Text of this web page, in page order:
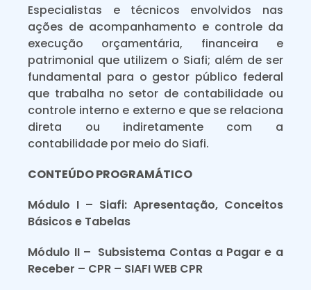
Especialistas e técnicos envolvidos nas
ações de acompanhamento e controle da
execução orçamentária, financeira e
patrimonial que utilizem o Siafi; além de ser
fundamental para o gestor público federal
que trabalha no setor de contabilidade ou
controle interno e externo e que se relaciona
direta ou indiretamente com a
contabilidade por meio do Siafi.
CONTEÚDO PROGRAMÁTICO
Módulo I – Siafi: Apresentação, Conceitos
Básicos e Tabelas
Módulo II – Subsistema Contas a Pagar e a
Receber – CPR – SIAFI WEB CPR